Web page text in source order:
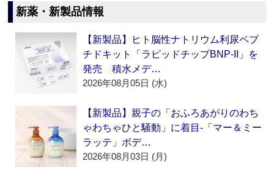
新薬・新製品情報
【新製品】ヒト脳性ナトリウム利尿ペプ
チドキット「ラピッドチップBNP-II」を
発売 積水メデ…
2026年08月05日 (水)
【新製品】親子の「おふろあがりのわち
ゃわちゃひと騒動」に着目‐「マー＆ミー
ラッテ」ボデ…
2026年08月03日 (月)